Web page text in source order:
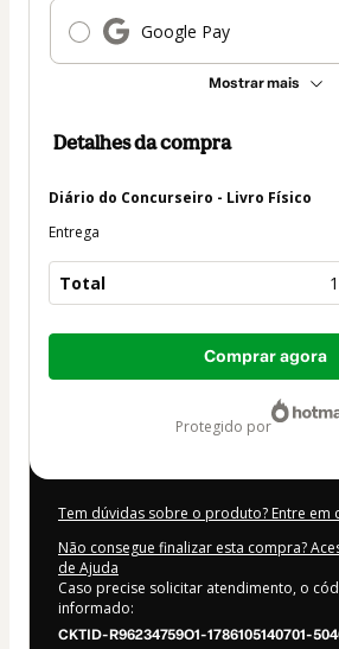
Google Pay
Mostrar mais
Detalhes da compra
Diário do Concurseiro - Livro Físico
Entrega
Total
Total
Comprar agora
protegido por
Tem dúvidas sobre o produto? Entre em
Não consegue finalizar esta compra?
de Ajuda
Caso precise solicitar atendimento, o
informado:
CKTID-R96234759O1-1786105140701-